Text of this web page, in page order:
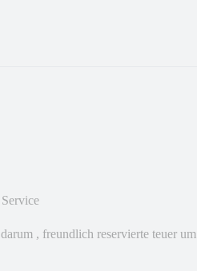
, freundlich reservierte teuer um